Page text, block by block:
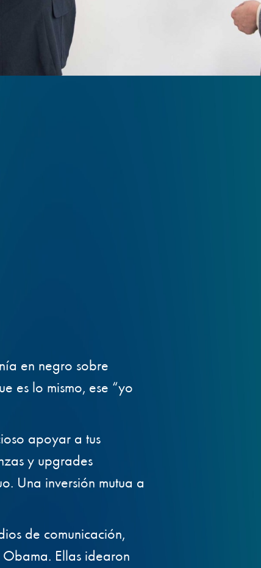
en negro sobre
es lo mismo, ese “yo
apoyar a tus
y upgrades
Una inversión mutua a
de comunicación,
Ellas idearon